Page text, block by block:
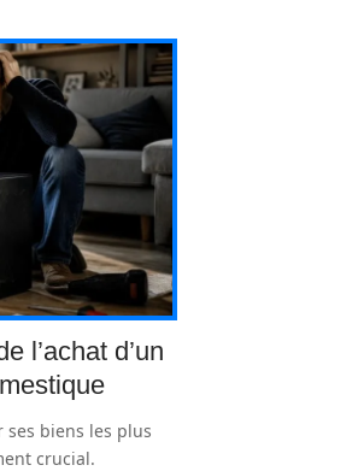
l’achat d’un
biens les plus
crucial.